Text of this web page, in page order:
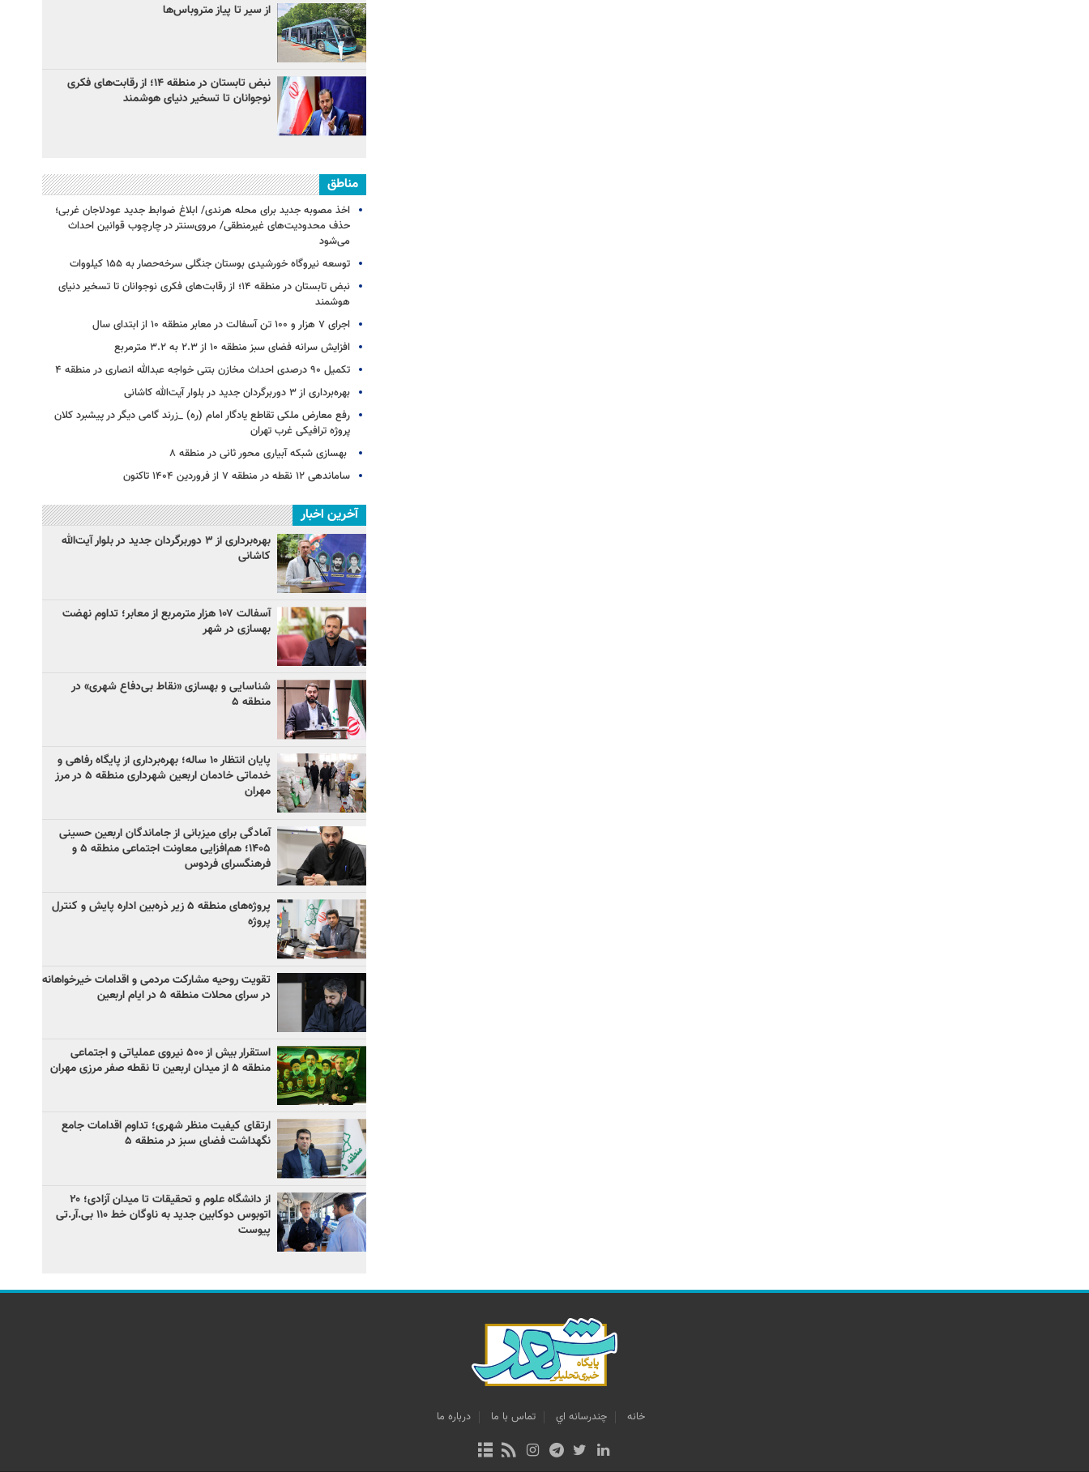
از سیر تا پیاز متروباس‌ها
نبض تابستان در منطقه ۱۴؛ از رقابت‌های فکری
نوجوانان تا تسخیر دنیای هوشمند
مناطق
اخذ مصوبه جدید برای محله هرندی/ ابلاغ ضوابط جدید عودلاجان غربی؛
حذف محدودیت‌های غیرمنطقی/ مروی‌سنتر در چارچوب قوانین احداث
می‌شود
توسعه نیروگاه خورشیدی بوستان جنگلی سرخه‌حصار به ۱۵۵ کیلووات
نبض تابستان در منطقه ۱۴؛ از رقابت‌های فکری نوجوانان تا تسخیر دنیای
هوشمند
اجرای ۷ هزار و ۱۰۰ تن آسفالت در معابر منطقه ۱۰ از ابتدای سال
افزایش سرانه فضای سبز منطقه ۱۰ از ۲.۳ به ۳.۲ مترمربع
تکمیل ۹۰ درصدی احداث مخازن بتنی خواجه عبدالله انصاری در منطقه ۴
بهره‌برداری از ۳ دوربرگردان جدید در بلوار آیت‌الله کاشانی
رفع معارض ملکی تقاطع یادگار امام (ره) _زرند گامی دیگر در پیشبرد کلان
پروژه‌ ترافیکی غرب تهران
بهسازی شبکه آبیاری محور ثانی در منطقه ۸
ساماندهی ۱۲ نقطه در منطقه ۷ از فروردین ۱۴۰۴ تاکنون
آخرین اخبار
بهره‌برداری از ۳ دوربرگردان جدید در بلوار آیت‌الله
کاشانی
آسفالت ۱۰۷ هزار مترمربع از معابر؛ تداوم نهضت
بهسازی در شهر
شناسایی و بهسازی «نقاط بی‌دفاع شهری» در
منطقه ۵
پایان انتظار ۱۰ ساله؛ بهره‌برداری از پایگاه رفاهی و
خدماتی خادمان اربعین شهرداری منطقه ۵ در مرز
مهران
آمادگی برای میزبانی از جاماندگان اربعین حسینی
۱۴۰۵؛ هم‌افزایی معاونت اجتماعی منطقه ۵ و
فرهنگسرای فردوس
پروژه‌های منطقه ۵ زیر ذره‌بین اداره پایش و کنترل
پروژه
تقویت روحیه مشارکت مردمی و اقدامات خیرخواهانه
در سرای محلات منطقه ۵ در ایام اربعین
استقرار بیش از ۵۰۰ نیروی عملیاتی و اجتماعی
منطقه ۵ از میدان اربعین تا نقطه صفر مرزی مهران
ارتقای کیفیت منظر شهری؛ تداوم اقدامات جامع
نگهداشت فضای سبز در منطقه ۵
از دانشگاه علوم و تحقیقات تا میدان آزادی؛ ۲۰
اتوبوس دوکابین جدید به ناوگان خط ۱۱۰ بی‌.آر.تی
پیوست
خانه چندرسانه اي تماس با ما درباره ما